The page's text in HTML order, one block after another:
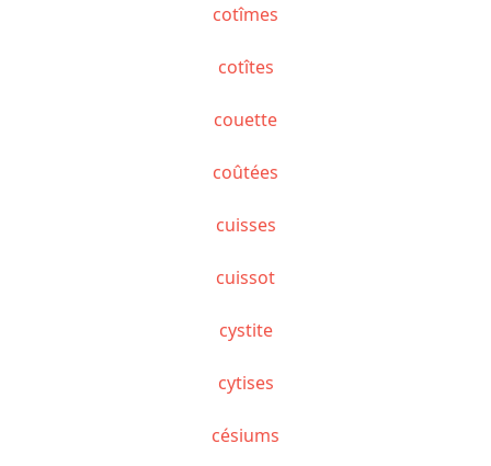
cotîmes
cotîtes
couette
coûtées
cuisses
cuissot
cystite
cytises
césiums